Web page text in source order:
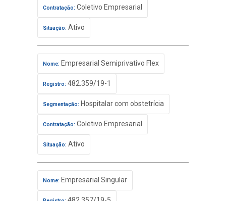
Contratação: Coletivo Empresarial
Situação: Ativo
Nome: Empresarial Semiprivativo Flex
Registro: 482.359/19-1
Segmentação: Hospitalar com obstetrícia
Contratação: Coletivo Empresarial
Situação: Ativo
Nome: Empresarial Singular